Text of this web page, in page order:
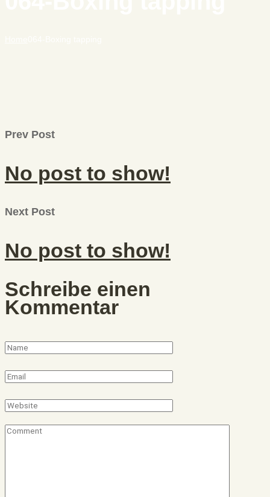
Prev Post
No post to show!
Next Post
No post to show!
Schreibe einen
Kommentar